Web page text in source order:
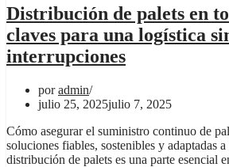
Distribución de palets en
claves para una logística
interrupciones
poradmin
julio 25, 2025julio 7, 2025
Cómo asegurar el suministro continuo de
soluciones fiables, sostenibles y adaptadas
distribución de palets es una parte esencial